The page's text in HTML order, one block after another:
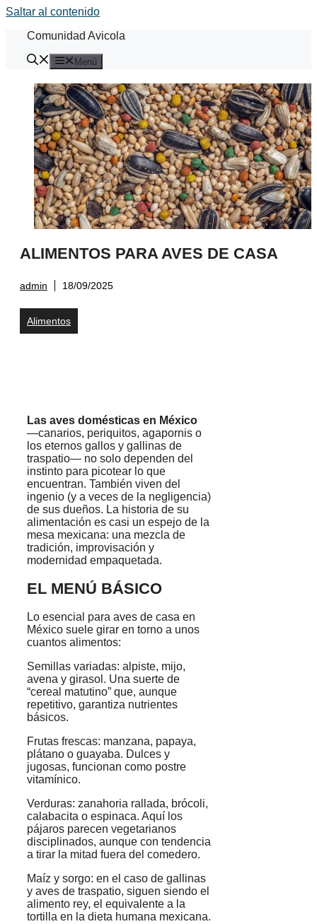
Saltar al contenido
Comunidad Avicola
Menú
ALIMENTOS PARA AVES DE CASA
admin 18/09/2025
Alimentos
Las aves domésticas en México
—canarios, periquitos, agapornis o
los eternos gallos y gallinas de
traspatio— no solo dependen del
instinto para picotear lo que
encuentran. También viven del
ingenio (y a veces de la negligencia)
de sus dueños. La historia de su
alimentación es casi un espejo de la
mesa mexicana: una mezcla de
tradición, improvisación y
modernidad empaquetada.
EL MENÚ BÁSICO
Lo esencial para aves de casa en
México suele girar en torno a unos
cuantos alimentos:
Semillas variadas: alpiste, mijo,
avena y girasol. Una suerte de
“cereal matutino” que, aunque
repetitivo, garantiza nutrientes
básicos.
Frutas frescas: manzana, papaya,
plátano o guayaba. Dulces y
jugosas, funcionan como postre
vitamínico.
Verduras: zanahoria rallada, brócoli,
calabacita o espinaca. Aquí los
pájaros parecen vegetarianos
disciplinados, aunque con tendencia
a tirar la mitad fuera del comedero.
Maíz y sorgo: en el caso de gallinas
y aves de traspatio, siguen siendo el
alimento rey, el equivalente a la
tortilla en la dieta humana mexicana.